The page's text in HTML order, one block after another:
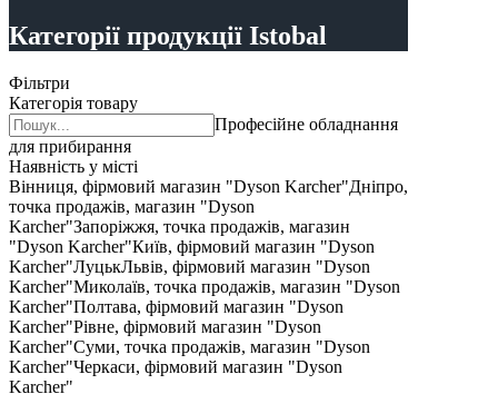
Категорії продукції Istobal
Фільтри
Категорія товару
Професійне обладнання
для прибирання
Наявність у місті
Вінниця, фірмовий магазин "Dyson Karcher"Дніпро,
точка продажів, магазин "Dyson
Karcher"Запоріжжя, точка продажів, магазин
"Dyson Karcher"Київ, фірмовий магазин "Dyson
Karcher"ЛуцькЛьвів, фірмовий магазин "Dyson
Karcher"Миколаїв, точка продажів, магазин "Dyson
Karcher"Полтава, фірмовий магазин "Dyson
Karcher"Рівне, фірмовий магазин "Dyson
Karcher"Суми, точка продажів, магазин "Dyson
Karcher"Черкаси, фірмовий магазин "Dyson
Karcher"